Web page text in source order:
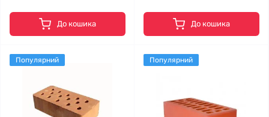
До кошика До кошика
Популярний Популярний